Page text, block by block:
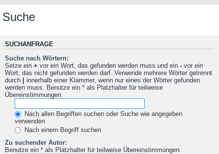
Suche
SUCHANFRAGE
Suche nach Wörtern:
Setze ein + vor ein Wort, das gefunden werden muss und ein - vor ein
Wort, das nicht gefunden werden darf. Verwende mehrere Wörter getrennt
durch | innerhalb einer Klammer, wenn nur eines der Wörter gefunden
werden muss. Benutze ein * als Platzhalter für teilweise
Übereinstimmungen.
Nach allen Begriffen suchen oder Suche wie angegeben
verwenden
Nach einem Begriff suchen
Zu suchender Autor:
Benutze ein * als Platzhalter für teilweise Übereinstimmungen.